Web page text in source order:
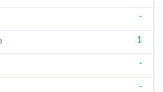
-
1
-
-